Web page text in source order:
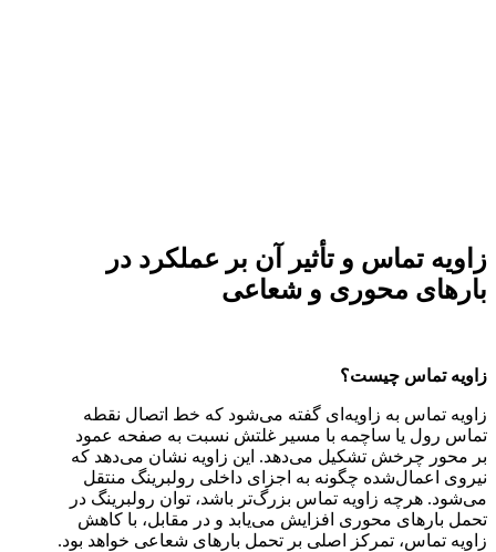
زاویه تماس و تأثیر آن بر عملکرد در
بارهای محوری و شعاعی
زاویه تماس چیست؟
زاویه تماس به زاویه‌ای گفته می‌شود که خط اتصال نقطه
تماس رول یا ساچمه با مسیر غلتش نسبت به صفحه عمود
بر محور چرخش تشکیل می‌دهد. این زاویه نشان می‌دهد که
نیروی اعمال‌شده چگونه به اجزای داخلی رولبرینگ منتقل
می‌شود. هرچه زاویه تماس بزرگ‌تر باشد، توان رولبرینگ در
تحمل بارهای محوری افزایش می‌یابد و در مقابل، با کاهش
زاویه تماس، تمرکز اصلی بر تحمل بارهای شعاعی خواهد بود.